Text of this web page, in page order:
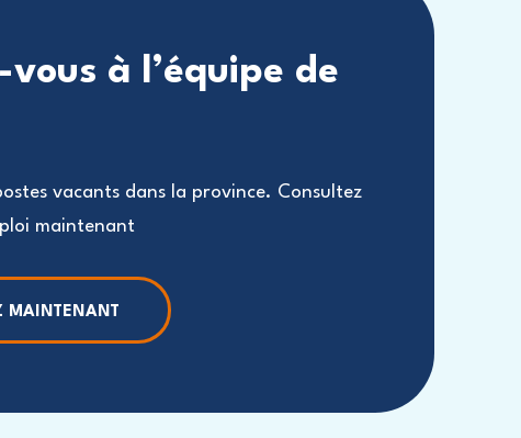
vous à l’équipe de
vacants dans la province. Consultez
maintenant
MAINTENANT